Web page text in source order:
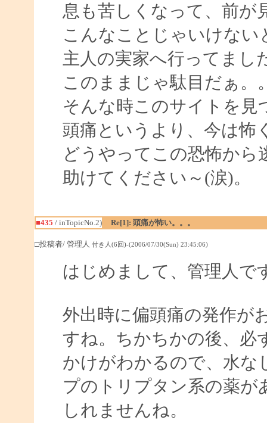
息も苦しくなって、前が
こんなことじゃいけない
主人の実家へ行ってまし
このままじゃ駄目だぁ。
そんな時このサイトを見
頭痛というより、今は怖
どうやってこの恐怖から
助けてください～(涙)。
■435 / inTopicNo.2) Re[1]: 頭痛が怖い。。。
□投稿者/ 管理人 付き人(6回)-(2006/07/30(Sun) 23:45:06)
はじめまして、管理人で
外出時に偏頭痛の発作が
すね。ちかちかの後、必
かけがわかるので、水な
プのトリプタン系の薬が
しれませんね。